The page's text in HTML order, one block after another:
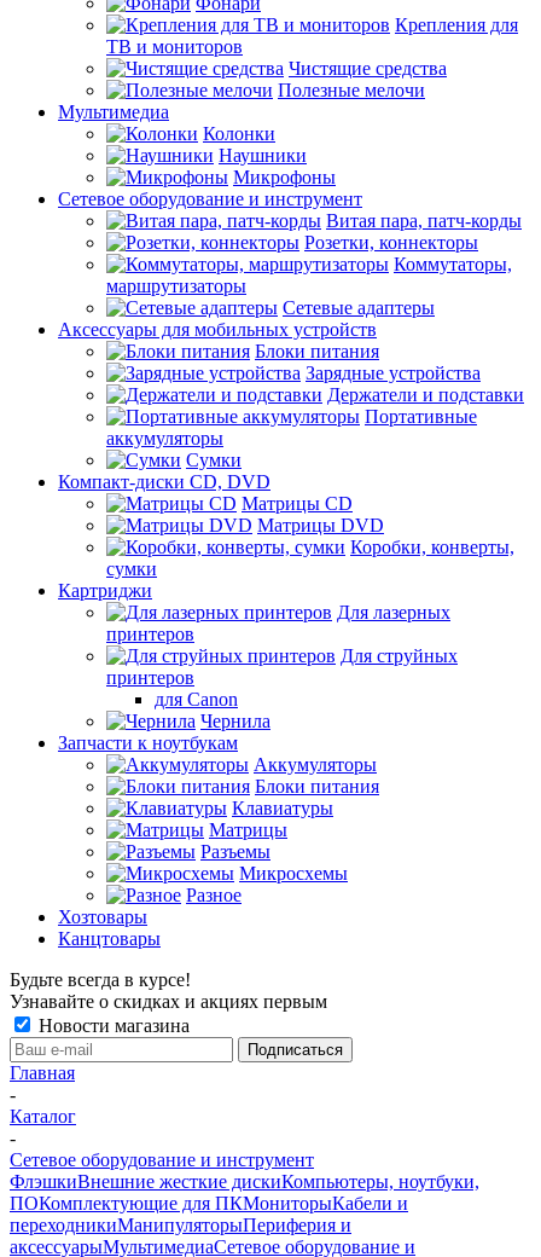
Крепления для
ТВ и мониторов
Чистящие средства
Полезные мелочи
Мультимедиа
Колонки
Наушники
Микрофоны
Сетевое оборудование и инструмент
Витая пара, патч-корды
Розетки, коннекторы
Коммутаторы,
маршрутизаторы
Сетевые адаптеры
Аксессуары для мобильных устройств
Блоки питания
Зарядные устройства
Держатели и подставки
Портативные
аккумуляторы
Сумки
Компакт-диски CD, DVD
Матрицы CD
Матрицы DVD
Коробки, конверты,
сумки
Картриджи
Для лазерных
принтеров
Для струйных
принтеров
для Canon
Чернила
Запчасти к ноутбукам
Аккумуляторы
Блоки питания
Клавиатуры
Матрицы
Разъемы
Микросхемы
Разное
Хозтовары
Канцтовары
Будьте всегда в курсе!
Узнавайте о скидках и акциях первым
Новости магазина
Главная
-
Каталог
-
Сетевое оборудование и инструмент
ФлэшкиВнешние жесткие дискиКомпьютеры, ноутбуки,
ПОКомплектующие для ПКМониторыКабели и
переходникиМанипуляторыПериферия и
аксессуарыМультимедиаСетевое оборудование и